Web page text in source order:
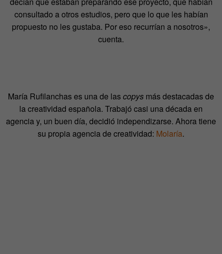
consultado a otros estudios, pero que lo que les habían
propuesto no les gustaba. Por eso recurrían a nosotros»,
cuenta.
María Rufilanchas es una de lascopys más destacadas de
la creatividad española. Trabajó casi una década en
agencia y, un buen día, decidió independizarse. Ahora tiene
su propia agencia de creatividad: Molaría.